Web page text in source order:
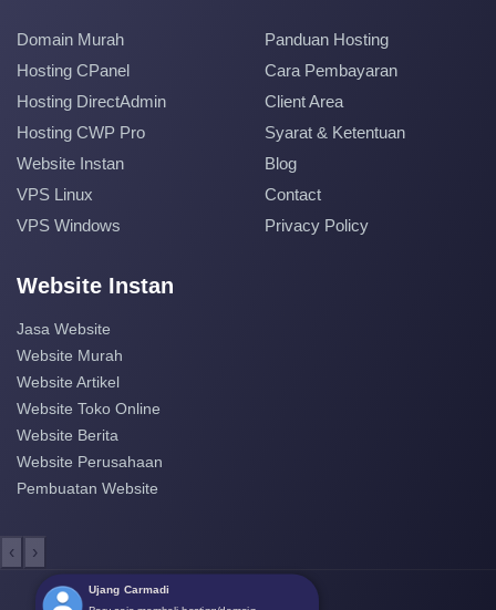
Domain Murah
Hosting CPanel
Hosting DirectAdmin
Hosting CWP Pro
Website Instan
VPS Linux
VPS Windows
Panduan Hosting
Cara Pembayaran
Client Area
Syarat & Ketentuan
Blog
Contact
Privacy Policy
Website Instan
Jasa Website
Website Murah
Website Artikel
Website Toko Online
Website Berita
Website Perusahaan
Pembuatan Website
‹ ›
Ujang Carmadi